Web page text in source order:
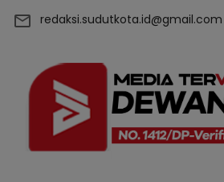
redaksi.sudutkota.id@gmail.com